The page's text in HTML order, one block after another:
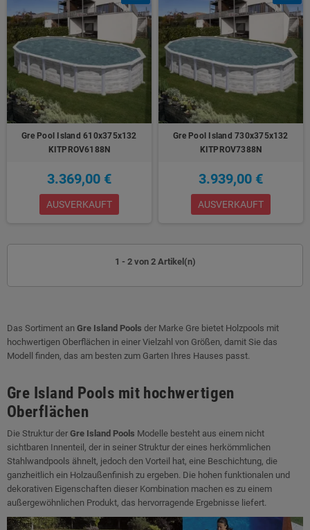
Gre Pool Island 610x375x132
KITPROV6188N
3.369,00 €
AUSVERKAUFT
Gre Pool Island 730x375x132
KITPROV7388N
3.939,00 €
AUSVERKAUFT
1 - 2 von 2 Artikel(n)
Das Sortiment an Gre Island Pools der Marke Gre bietet Holzpools mit
hochwertigen Oberflächen in einer Vielzahl von Größen, damit Sie das
Modell finden, das am besten zum Garten Ihres Hauses passt.
Gre Island Pools mit hochwertigen
Oberflächen
Die Struktur der Gre Island Pools Modelle besteht aus einem nicht
sichtbaren Innenteil, der in seiner Struktur der eines herkömmlichen
Stahlwandpools ähnelt, jedoch den Vorteil hat, eine Beschichtung, die
ganzheitlich ein Holzaußenfinish zu ergeben. Die hohen funktionalen und
dekorativen Eigenschaften dieser Kombination machen es zu einem
außergewöhnlichen Produkt, das hervorragende Ergebnisse liefert.